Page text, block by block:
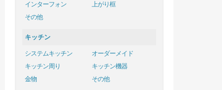
インターフォン
上がり框
その他
キッチン
システムキッチン
オーダーメイド
キッチン周り
キッチン機器
金物
その他